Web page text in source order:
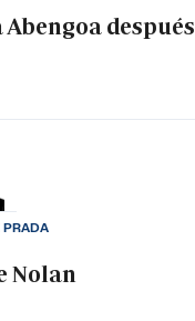
después
Nolan
PRADA